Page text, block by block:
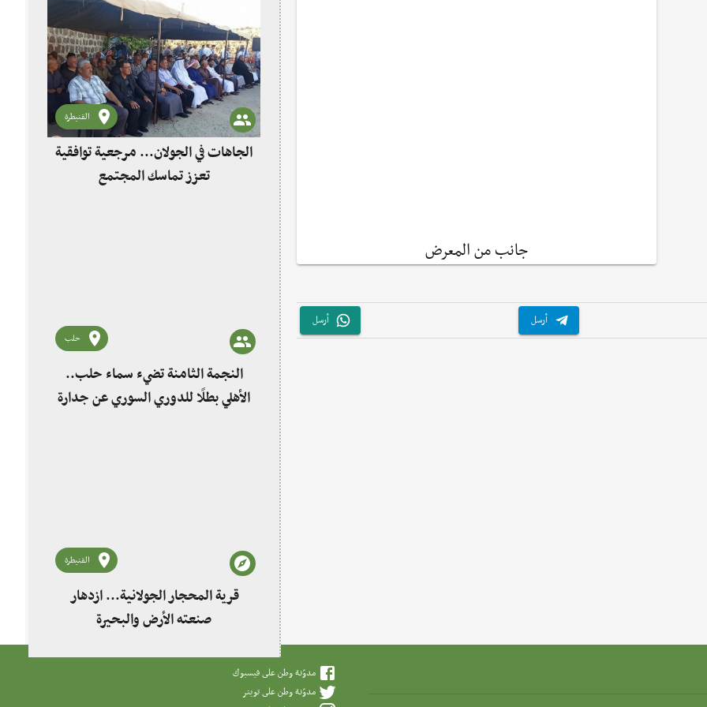
جانب من المعرض
أرسل أرسل
القنيطرة
الجاهات في الجولان... مرجعية توافقية
تعزز تماسك المجتمع
حلب
النجمة الثامنة تضيء سماء حلب..
الأهلي بطلًا للدوري السوري عن جدارة
القنيطرة
قرية المحجار الجولانية... ازدهار
صنعته الأرض والبحيرة
مدوّنة وطن على فيسبوك
مدوّنة وطن على تويتر